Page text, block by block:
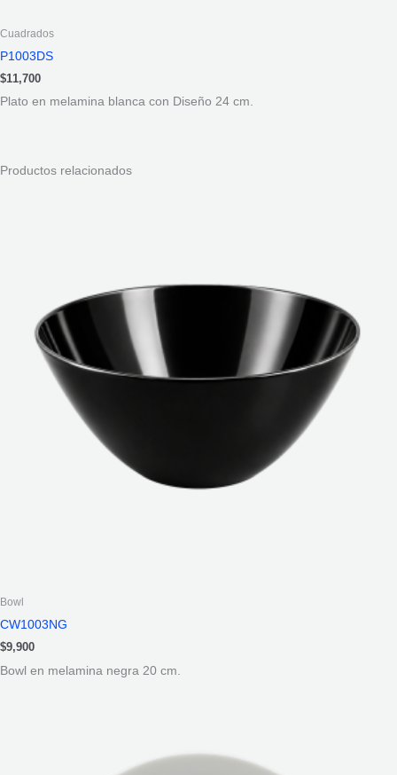
Cuadrados
P1003DS
$11,700
Plato en melamina blanca con Diseño 24 cm.
Productos relacionados
Bowl
CW1003NG
$9,900
Bowl en melamina negra 20 cm.